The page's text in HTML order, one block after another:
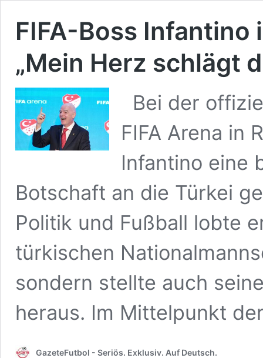
FIFA-Boss
„Mein Herz schlägt
Bei der
FIFA Arena in
Infantino eine
Botschaft an die Türkei
Politik und Fußball lobte
türkischen
sondern stellte auch
heraus. Im Mittelpunkt
GazeteFutbol - Seriös. Exklusiv. Auf Deutsch.